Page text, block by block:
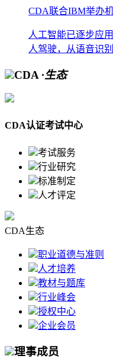
CDA联合IBM举办
人工智能已逐步应
人驾驶，从语音识
CDA ·生态
CDA认证考试中心
考试服务
行业研究
标准制定
人才评定
CDA生态
职业道德与准则
人才培养
教材与题库
行业峰会
授权中心
企业会员
理事成员